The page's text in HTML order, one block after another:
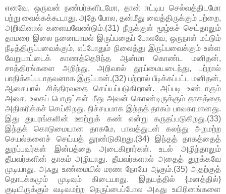
எனவே, ஒருவன் நண்பர்களிடமோ, தான் ஈட்டிய செல்வத்திடமோ
பற்று வைக்கக்கூடாது. அதே போல, தன்மீது வைத்திருக்கும் பற்றை,
அறிவினால் களையவேண்டும்.(31) நீருக்குள் மூழ்கச் செய்தாலும்
தாமரை இலை நனையாமல் இருப்பதைப் போலவே, ஒருநாள் மட்டும்
நீடித்திருப்பவைக்கும், எப்போதும் நிலைத்து இருப்பவைக்கும் உள்ள
வேறுபாட்டைக் காணத்தெரிந்த ஆன்மா கொண்ட மனிதன்,
சாத்திரங்களை அறிந்து, அறிவால் தூய்மையடைந்து, பற்றால்
பாதிக்கப்படாதவனாக இருப்பான்.(32) பற்றால் பீடிக்கப்பட்ட மனிதன்,
ஆசையால் சித்திரவதை செய்யப்படுகிறான். அப்படி உண்டாகும்
அசை, உலகப் பொருட்கள் மீது அவன் கொண்டிருக்கும் தாகத்தை
அதிகரிக்கச் செய்கிறது. நிச்சயமாக இந்தத் தாகம் பாவகரமானது.
இது துயரங்களின் ஊற்றுக் கண் என்று கருதப்படுகிறது.(33)
இந்தக் கொடுமையான தாகமே, பாவத்துடன் கலந்து அறமற்ற
செயல்களைச் செய்யத் தூண்டுகிறது.(34) இந்தத் தாகத்தைத்
துறப்பவர்கள் இன்பத்தை அடைகிறார்கள். உடல் அழிந்தாலும்
தீயவர்களின் தாகம் அழியாது. தீயவர்களால் அதைத் துறக்கவே
முடியாது. அஃது உண்மையில் மரண நோயே ஆகும்.(35) அதற்குத்
தொடக்கமும் முடிவும் கிடையாது. இதயத்தில் {மனத்தில்}
குடியிருக்கும் வடிவமற்ற நெருப்பைப்போல அஃது உயிரினங்களை